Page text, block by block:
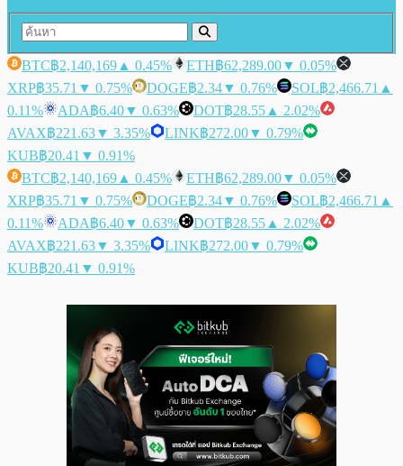
BTC฿2,140,169 ▲ 0.45% ETH฿62,289.00▼ 0.05%
XRP฿35.71 ▼ 0.75% DOGE฿2.34▼ 0.76% SOL฿2,466.71 ▲
0.11%
ADA฿6.40▼ 0.63% DOT฿28.55 ▲ 2.02%
AVAX฿221.63▼ 3.35% LINK฿272.00▼ 0.79%
KUB฿20.41 ▼ 0.91%
BTC฿2,140,169 ▲ 0.45% ETH฿62,289.00▼ 0.05%
XRP฿35.71 ▼ 0.75% DOGE฿2.34▼ 0.76% SOL฿2,466.71 ▲
0.11%
ADA฿6.40▼ 0.63% DOT฿28.55 ▲ 2.02%
AVAX฿221.63▼ 3.35% LINK฿272.00▼ 0.79%
KUB฿20.41 ▼ 0.91%